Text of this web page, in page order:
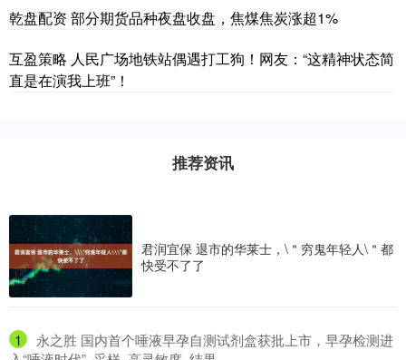
乾盘配资 部分期货品种夜盘收盘，焦煤焦炭涨超1%
互盈策略 人民广场地铁站偶遇打工狗！网友：“这精神状态简
直是在演我上班”！
推荐资讯
君润宜保 退市的华莱士，\＂穷鬼年轻人\＂都
快受不了了
1
​永之胜 国内首个唾液早孕自测试剂盒获批上市，早孕检测进